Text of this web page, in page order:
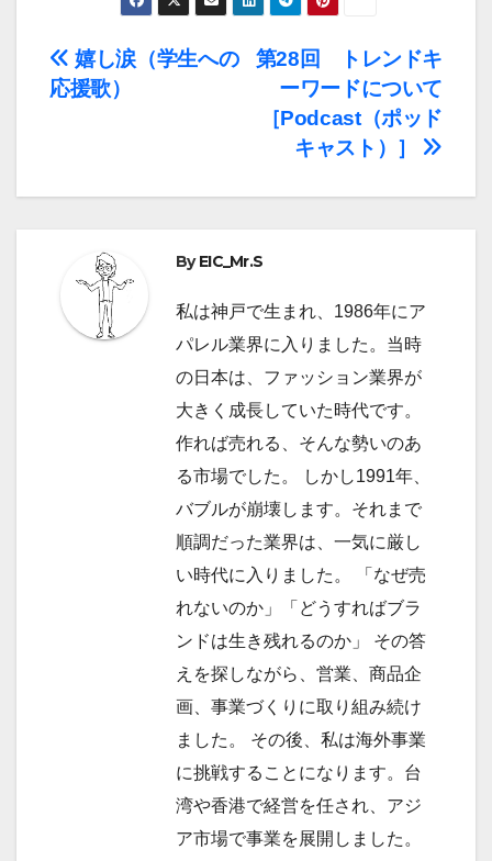
投
稿
ビ
ー
シ
第28回 トレンドキ
ーワードについて
［Podcast（ポッド
キャスト）］
嬉し涙（学生への
応援歌）
ByEIC_Mr.S
私は神戸で生まれ、1986年にア
パレル業界に入りました。当時
の日本は、ファッション業界が
大きく成長していた時代です。
作れば売れる、そんな勢いのあ
る市場でした。 しかし1991年、
バブルが崩壊します。それまで
順調だった業界は、一気に厳し
い時代に入りました。 「なぜ売
れないのか」「どうすればブラ
ンドは生き残れるのか」 その答
えを探しながら、営業、商品企
画、事業づくりに取り組み続け
ました。 その後、私は海外事業
に挑戦することになります。台
湾や香港で経営を任され、アジ
ア市場で事業を展開しました。